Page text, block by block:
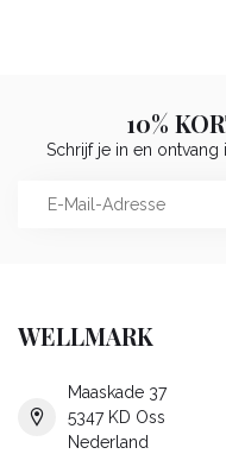
10%
Schrijf je in en
WELLMARK
Maaskade 37
5347 KD Oss
Nederland